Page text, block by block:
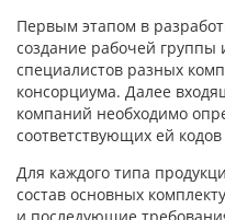
Первым этапом в
создание рабочей
специалистов разных
консорциума. Далее
компаний необходимо
соответствующих ей
Для каждого типа
состав основных